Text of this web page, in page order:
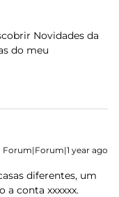
Novidades da
do meu
Forum|Forum|1 year ago
diferentes, um
a conta xxxxxx.